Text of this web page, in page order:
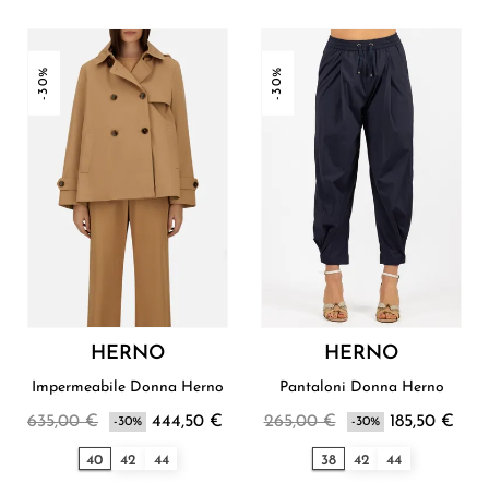
-30%
HERNO
Impermeabile Donna Herno
635,00 € -30% 444,50 €
40 42 44
-30%
HERNO
Pantaloni Donna Herno
265,00 € -30% 185,50 €
38 42 44